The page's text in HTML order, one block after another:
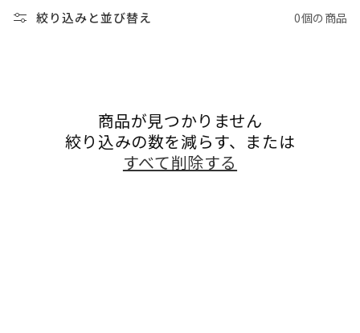
シ 絞り込みと並び替え 0個の商品
商品が見つかりません
絞り込みの数を減らす、または
すべて削除する